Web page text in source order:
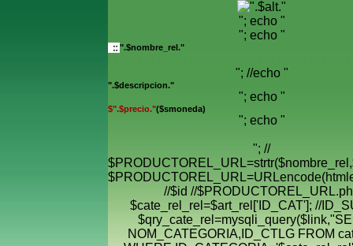
"; echo "
"; echo "
".$nombre_rel."
"; //echo "
".$descripcion."
"; echo "
$".$precio."($smoneda)
"; echo "
"; //
//$id //
$cate_rel_rel=$art_rel['ID_CAT']; //
NOM_CATEGORIA,ID_CTLG FROM